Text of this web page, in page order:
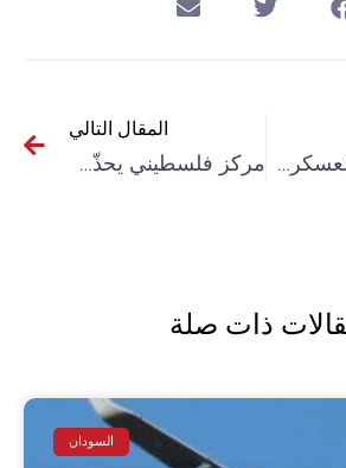
بعد الانقلاب العسكري.. الاتحاد الإفريقي يعلق عضوية بوركينا فاسو
المقال التالي
مركز فلسطيني يحذّر من تدهور النظام الصحي في قطاع غزة
ذات صلة
السودان